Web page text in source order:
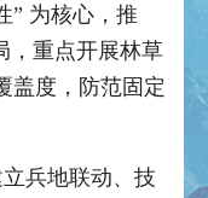
” 为核心，推
，重点开展林草
盖度，防范固定
兵地联动、技